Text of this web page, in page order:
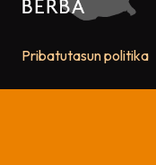
Pribatutasun politika